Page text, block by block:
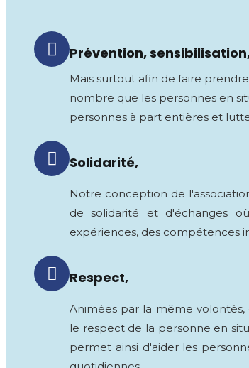
Prévention,
Mais surtout afin de faire
nombre que les personnes en
personnes à part entières et
Solidarité,
Notre conception de
de solidarité et d'échanges
expériences, des compétences
Respect,
Animées par la même
le respect de la personne en
permet ainsi d'aider les